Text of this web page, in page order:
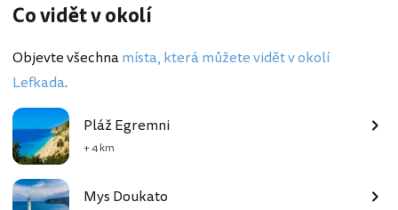
Co vidět v okolí
Objevte všechnamísta, která můžete vidět v okolí
Lefkada.
Pláž Egremni
+ 4 km
Mys Doukato